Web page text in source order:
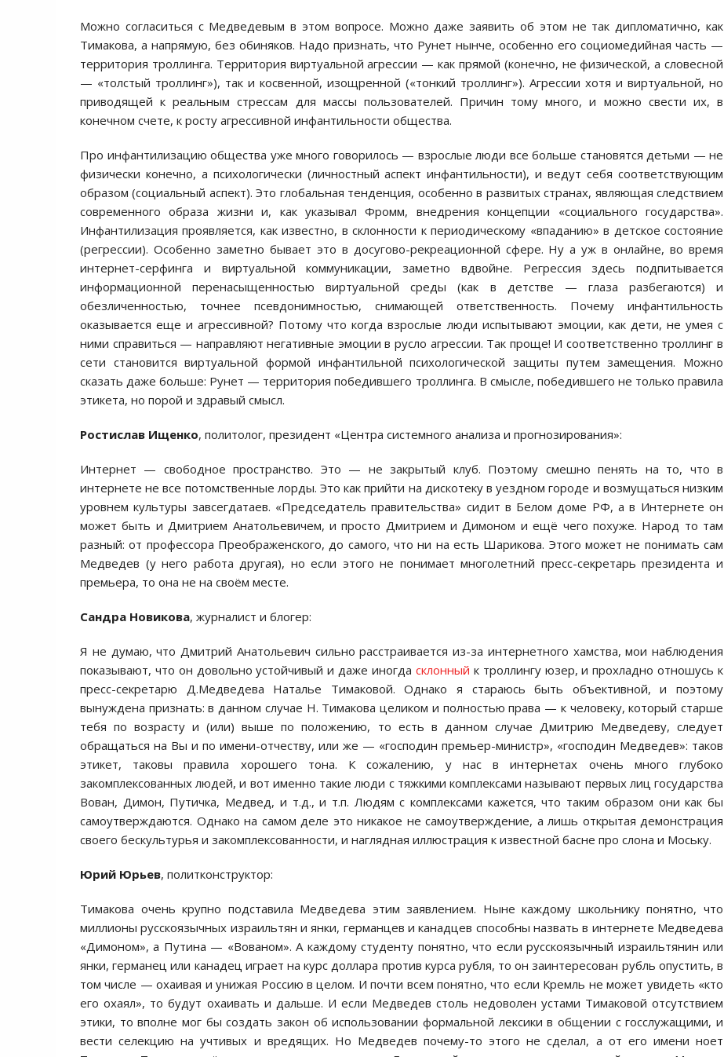
Можно согласиться с Медведевым в этом вопросе. Можно даже заявить об этом не так дипломатично, как
Тимакова, а напрямую, без обиняков. Надо признать, что Рунет нынче, особенно его социомедийная часть —
территория троллинга. Территория виртуальной агрессии — как прямой (конечно, не физической, а словесной
— «толстый троллинг»), так и косвенной, изощренной («тонкий троллинг»). Агрессии хотя и виртуальной, но
приводящей к реальным стрессам для массы пользователей. Причин тому много, и можно свести их, в
конечном счете, к росту агрессивной инфантильности общества.
Про инфантилизацию общества уже много говорилось — взрослые люди все больше становятся детьми — не
физически конечно, а психологически (личностный аспект инфантильности), и ведут себя соответствующим
образом (социальный аспект). Это глобальная тенденция, особенно в развитых странах, являющая следствием
современного образа жизни и, как указывал Фромм, внедрения концепции «социального государства».
Инфантилизация проявляется, как известно, в склонности к периодическому «впаданию» в детское состояние
(регрессии). Особенно заметно бывает это в досугово-рекреационной сфере. Ну а уж в онлайне, во время
интернет-серфинга и виртуальной коммуникации, заметно вдвойне. Регрессия здесь подпитывается
информационной перенасыщенностью виртуальной среды (как в детстве — глаза разбегаются) и
обезличенностью, точнее псевдонимностью, снимающей ответственность. Почему инфантильность
оказывается еще и агрессивной? Потому что когда взрослые люди испытывают эмоции, как дети, не умея с
ними справиться — направляют негативные эмоции в русло агрессии. Так проще! И соответственно троллинг в
сети становится виртуальной формой инфантильной психологической защиты путем замещения. Можно
сказать даже больше: Рунет — территория победившего троллинга. В смысле, победившего не только правила
этикета, но порой и здравый смысл.
Ростислав Ищенко, политолог, президент «Центра системного анализа и прогнозирования»:
Интернет — свободное пространство. Это — не закрытый клуб. Поэтому смешно пенять на то, что в
интернете не все потомственные лорды. Это как прийти на дискотеку в уездном городе и возмущаться низким
уровнем культуры завсегдатаев. «Председатель правительства» сидит в Белом доме РФ, а в Интернете он
может быть и Дмитрием Анатольевичем, и просто Дмитрием и Димоном и ещё чего похуже. Народ то там
разный: от профессора Преображенского, до самого, что ни на есть Шарикова. Этого может не понимать сам
Медведев (у него работа другая), но если этого не понимает многолетний пресс-секретарь президента и
премьера, то она не на своём месте.
Сандра Новикова, журналист и блогер:
Я не думаю, что Дмитрий Анатольевич сильно расстраивается из-за интернетного хамства, мои наблюдения
показывают, что он довольно устойчивый и даже иногда склонный к троллингу юзер, и прохладно отношусь к
пресс-секретарю Д.Медведева Наталье Тимаковой. Однако я стараюсь быть объективной, и поэтому
вынуждена признать: в данном случае Н. Тимакова целиком и полностью права — к человеку, который старше
тебя по возрасту и (или) выше по положению, то есть в данном случае Дмитрию Медведеву, следует
обращаться на Вы и по имени-отчеству, или же — «господин премьер-министр», «господин Медведев»: таков
этикет, таковы правила хорошего тона. К сожалению, у нас в интернетах очень много глубоко
закомплексованных людей, и вот именно такие люди с тяжкими комплексами называют первых лиц государства
Вован, Димон, Путичка, Медвед, и т.д., и т.п. Людям с комплексами кажется, что таким образом они как бы
самоутверждаются. Однако на самом деле это никакое не самоутверждение, а лишь открытая демонстрация
своего бескультурья и закомплексованности, и наглядная иллюстрация к известной басне про слона и Моську.
Юрий Юрьев, политконструктор:
Тимакова очень крупно подставила Медведева этим заявлением. Ныне каждому школьнику понятно, что
миллионы русскоязычных израильтян и янки, германцев и канадцев способны назвать в интернете Медведева
«Димоном», а Путина — «Вованом». А каждому студенту понятно, что если русскоязычный израильтянин или
янки, германец или канадец играет на курс доллара против курса рубля, то он заинтересован рубль опустить, в
том числе — охаивая и унижая Россию в целом. И почти всем понятно, что если Кремль не может увидеть «кто
его охаял», то будут охаивать и дальше. И если Медведев столь недоволен устами Тимаковой отсутствием
этики, то вполне мог бы создать закон об использовании формальной лексики в общении с госслужащими, и
вести селекцию на учтивых и вредящих. Но Медведев почему-то этого не сделал, а от его имени ноет